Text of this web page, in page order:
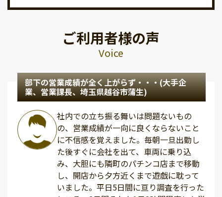
ご利用者様の声
Voice
部下の営業成績が全く上がらず・・・(大手企
業、営業課長、埼玉県越谷市蒲生)
社内での立ち振る舞いは問題ないもの
の、営業成績が一向に良くならないこと
に不信感を覚えました。毎朝一旦出勤し
た後すぐに会社を出て、車両に乗り込
み、大胆にも隣町のパチンコ店まで移動
し、開店から夕方近くまで遊戯に耽って
いました。平日5日間に亘り調査を行った